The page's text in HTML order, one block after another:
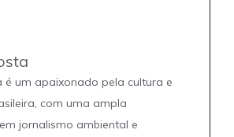
é um apaixonado pela cultura e
com uma ampla
jornalismo ambiental e